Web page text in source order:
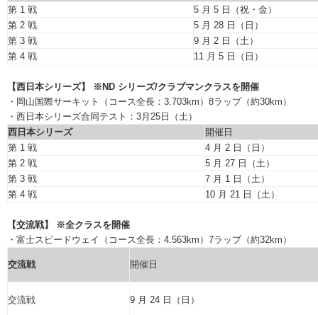
第 1 戦
5 月 5 日（祝・金）
第 2 戦
5 月 28 日（日）
第 3 戦
9 月 2 日（土）
第 4 戦
11 月 5 日（日）
【西日本シリーズ】 ※ND シリーズ/クラブマンクラスを開催
・岡山国際サーキット（コース全長：3.703km）8ラップ（約30km）
・西日本シリーズ合同テスト：3月25日（土）
西日本シリーズ
開催日
第 1 戦
4 月 2 日（日）
第 2 戦
5 月 27 日（土）
第 3 戦
7 月 1 日（土）
第 4 戦
10 月 21 日（土）
【交流戦】 ※全クラスを開催
・富士スピードウェイ（コース全長：4.563km）7ラップ（約32km）
交流戦 開催日
交流戦 9 月 24 日（日）